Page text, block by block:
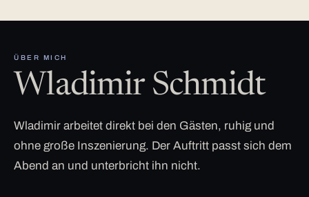
ÜBER MICH
Wladimir Schmidt
Wladimir arbeitet direkt bei den Gästen, ruhig und
ohne große Inszenierung. Der Auftritt passt sich dem
Abend an und unterbricht ihn nicht.